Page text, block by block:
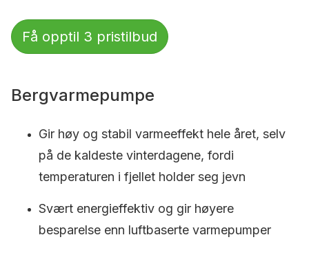
Få opptil 3 pristilbud
Bergvarmepumpe
Gir høy og stabil varmeeffekt hele året, selv
på de kaldeste vinterdagene, fordi
temperaturen i fjellet holder seg jevn
Svært energieffektiv og gir høyere
besparelse enn luftbaserte varmepumper